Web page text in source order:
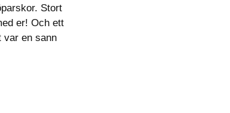
Stort
er! Och ett
var en sann